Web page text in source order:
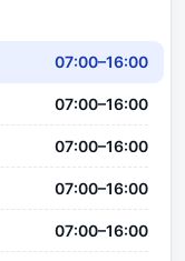
07:00–16:00
07:00–16:00
07:00–16:00
07:00–16:00
07:00–16:00